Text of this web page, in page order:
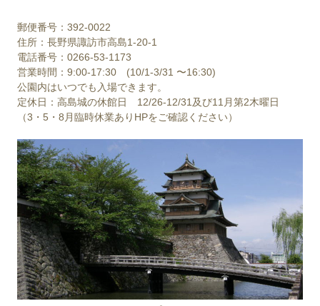
郵便番号：392-0022
住所：長野県諏訪市高島1-20-1
電話番号：0266-53-1173
営業時間：9:00-17:30 (10/1-3/31 〜16:30)
公園内はいつでも入場できます。
定休日：高島城の休館日 12/26-12/31及び11月第2木曜日
（3・5・8月臨時休業ありHPをご確認ください）